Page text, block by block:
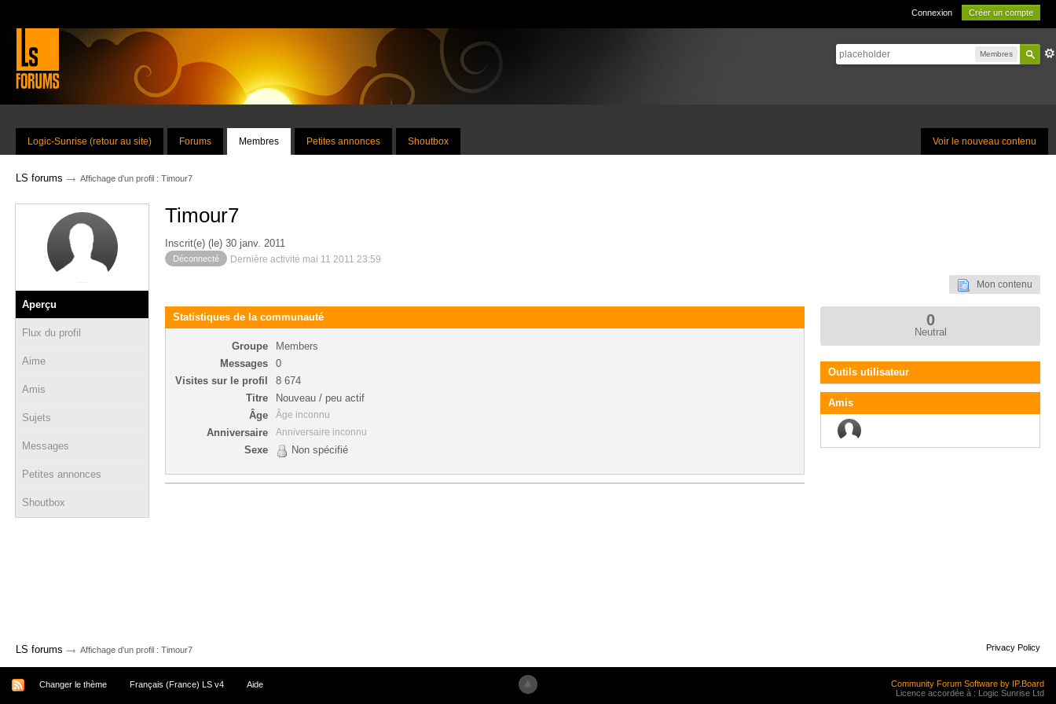
Connexion Créer un compte
Membres
Voir le nouveau contenu
Logic-Sunrise (retour au site) Forums Membres Petites annonces Shoutbox
LS forums → Affichage d'un profil : Timour7
Aperçu
Flux du profil
Aime
Amis
Sujets
Messages
Petites annonces
Shoutbox
Timour7
Inscrit(e) (le) 30 janv. 2011
Déconnecté Dernière activité mai 11 2011 23:59
Mon contenu
Statistiques de la communauté
Groupe
Members
Messages
0
Visites sur le profil
8 674
Titre
Nouveau / peu actif
Âge
Âge inconnu
Anniversaire Anniversaire inconnu
Sexe Non spécifié
0
Neutral
Outils utilisateur
Amis
LS forums → Affichage d'un profil : Timour7 Privacy Policy
Changer le thème Français (France) LS v4 Aide
Community Forum Software by IP.Board
Licence accordée à : Logic Sunrise Ltd